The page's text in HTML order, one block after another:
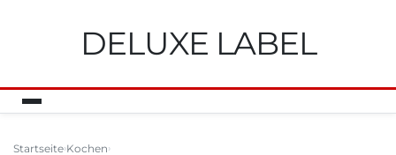
DELUXE LABEL
Startseite Kochen